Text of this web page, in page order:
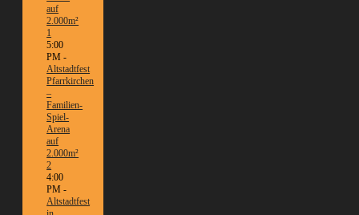
auf
2.000m²
1
5:00
PM -
Altstadtfest
Pfarrkirchen
–
Familien-
Spiel-
Arena
auf
2.000m²
2
4:00
PM -
Altstadtfest